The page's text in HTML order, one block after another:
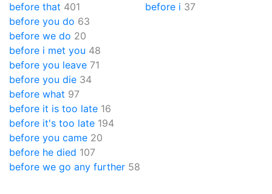
before that 401
before i 37
before you do 63
before we do 20
before i met you 48
before you leave 71
before you die 34
before what 97
before it is too late 16
before it's too late 194
before you came 20
before he died 107
before we go any further 58